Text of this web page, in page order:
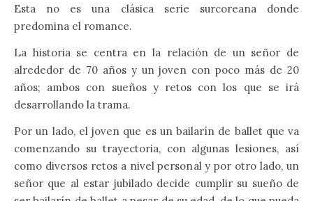
Esta no es una clásica serie surcoreana donde
predomina el romance.
La historia se centra en la relación de un señor de
alrededor de 70 años y un joven con poco más de 20
años; ambos con sueños y retos con los que se irá
desarrollando la trama.
Por un lado, el joven que es un bailarín de ballet que va
comenzando su trayectoria, con algunas lesiones, así
como diversos retos a nivel personal y por otro lado, un
señor que al estar jubilado decide cumplir su sueño de